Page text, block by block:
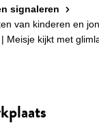
signaleren
en YouTube om je
We slaan
op.
data naar Analytics